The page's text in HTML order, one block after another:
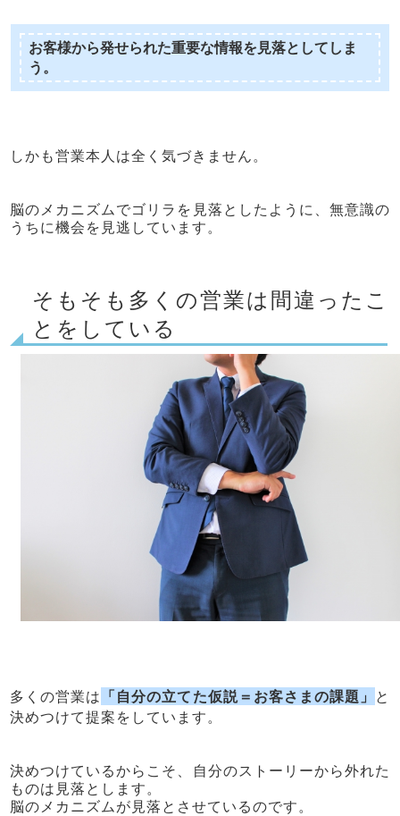
お客様から発せられた重要な情報を見落としてしま
う。
しかも営業本人は全く気づきません。
脳のメカニズムでゴリラを見落としたように、無意識の
うちに機会を見逃しています。
そもそも多くの営業は間違ったこ
とをしている
多くの営業は 「自分の立てた仮説＝お客さまの課題」 と
決めつけて提案をしています。
決めつけているからこそ、自分のストーリーから外れた
ものは見落とします。
脳のメカニズムが見落とさせているのです。